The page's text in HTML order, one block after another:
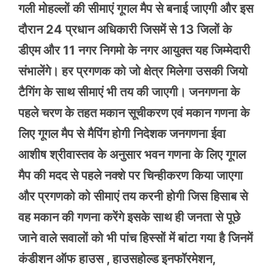
गली मोहल्लों की सीमाएं गूगल मैप से बनाई जाएगी और इस
दौरान 24 प्रधान अधिकारी जिसमें से 13 जिलों के
डीएम और 11 नगर निगमो के नगर आयुक्त यह जिम्मेदारी
संभालेंगे। हर प्रगणक को जो क्षेत्र मिलेगा उसकी जियो
टैगिंग के साथ सीमाएं भी तय की जाएगी। जनगणना के
पहले चरण के तहत मकान सूचीकरण एवं मकान गणना के
लिए गूगल मैप से मैपिंग होगी निदेशक जनगणना ईवा
आशीष श्रीवास्तव के अनुसार भवन गणना के लिए गूगल
मैप की मदद से पहले नक्शे पर चिन्हीकरण किया जाएगा
और प्रगणको को सीमाएं तय करनी होगी जिस हिसाब से
वह मकान की गणना करेंगे इसके साथ ही जनता से पूछे
जाने वाले सवालों को भी पांच हिस्सों में बांटा गया है जिनमें
कंडीशन ऑफ हाउस , हाउसहोल्ड इनफॉरमेशन,